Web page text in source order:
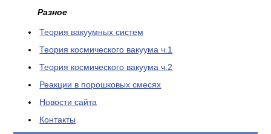
Разное
Теория вакуумных систем
Теория космического вакуума ч.1
Теория космического вакуума ч.2
Реакции в порошковых смесях
Новости сайта
Контакты